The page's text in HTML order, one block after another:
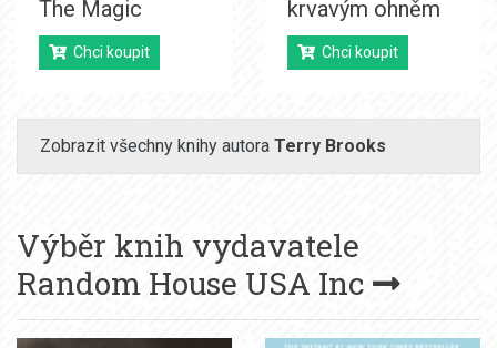
The Magic
Chci koupit
krvavým ohněm
Chci koupit
Zobrazit všechny knihy autora Terry Brooks
Výběr knih vydavatele
Random House USA Inc